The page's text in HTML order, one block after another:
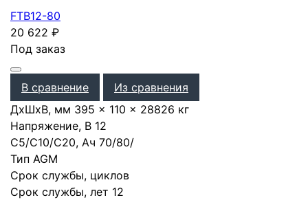
FTB12-80
20 622 ₽
Под заказ
В сравнение
Из сравнения
ДхШхВ, мм 395 × 110 × 28826 кг
Напряжение, В 12
С5/С10/С20, Ач 70/80/
Тип AGM
Срок службы, циклов
Срок службы, лет 12